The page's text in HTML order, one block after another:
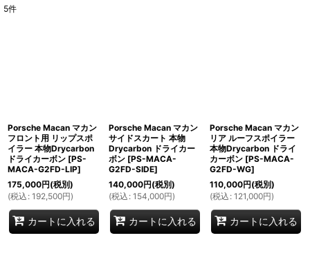
5件
Porsche Macan マカン
フロント用 リップスポ
イラー 本物Drycarbon
ドライカーボン [PS-
MACA-G2FD-LIP]
175,000円(税別)
(税込 : 192,500円)
カートに入れる
Porsche Macan マカン
サイドスカート 本物
Drycarbon ドライカー
ボン [PS-MACA-
G2FD-SIDE]
140,000円(税別)
(税込 : 154,000円)
カートに入れる
Porsche Macan マカン
リア ルーフスポイラー
本物Drycarbon ドライ
カーボン [PS-MACA-
G2FD-WG]
110,000円(税別)
(税込 : 121,000円)
カートに入れる